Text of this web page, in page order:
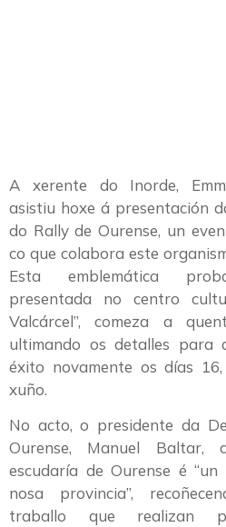
A xerente do Inorde,
asistiu hoxe á presentación
do Rally de Ourense, un
co que colabora este
Esta emblemática
presentada no centro
Valcárcel”, comeza a
ultimando os detalles para
éxito novamente os días
xuño.
No acto, o presidente da
Ourense, Manuel Baltar,
escudaría de Ourense é “un
nosa provincia”,
traballo que realizan